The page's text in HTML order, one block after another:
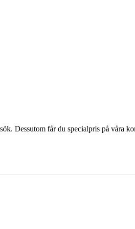
Dessutom får du specialpris på våra